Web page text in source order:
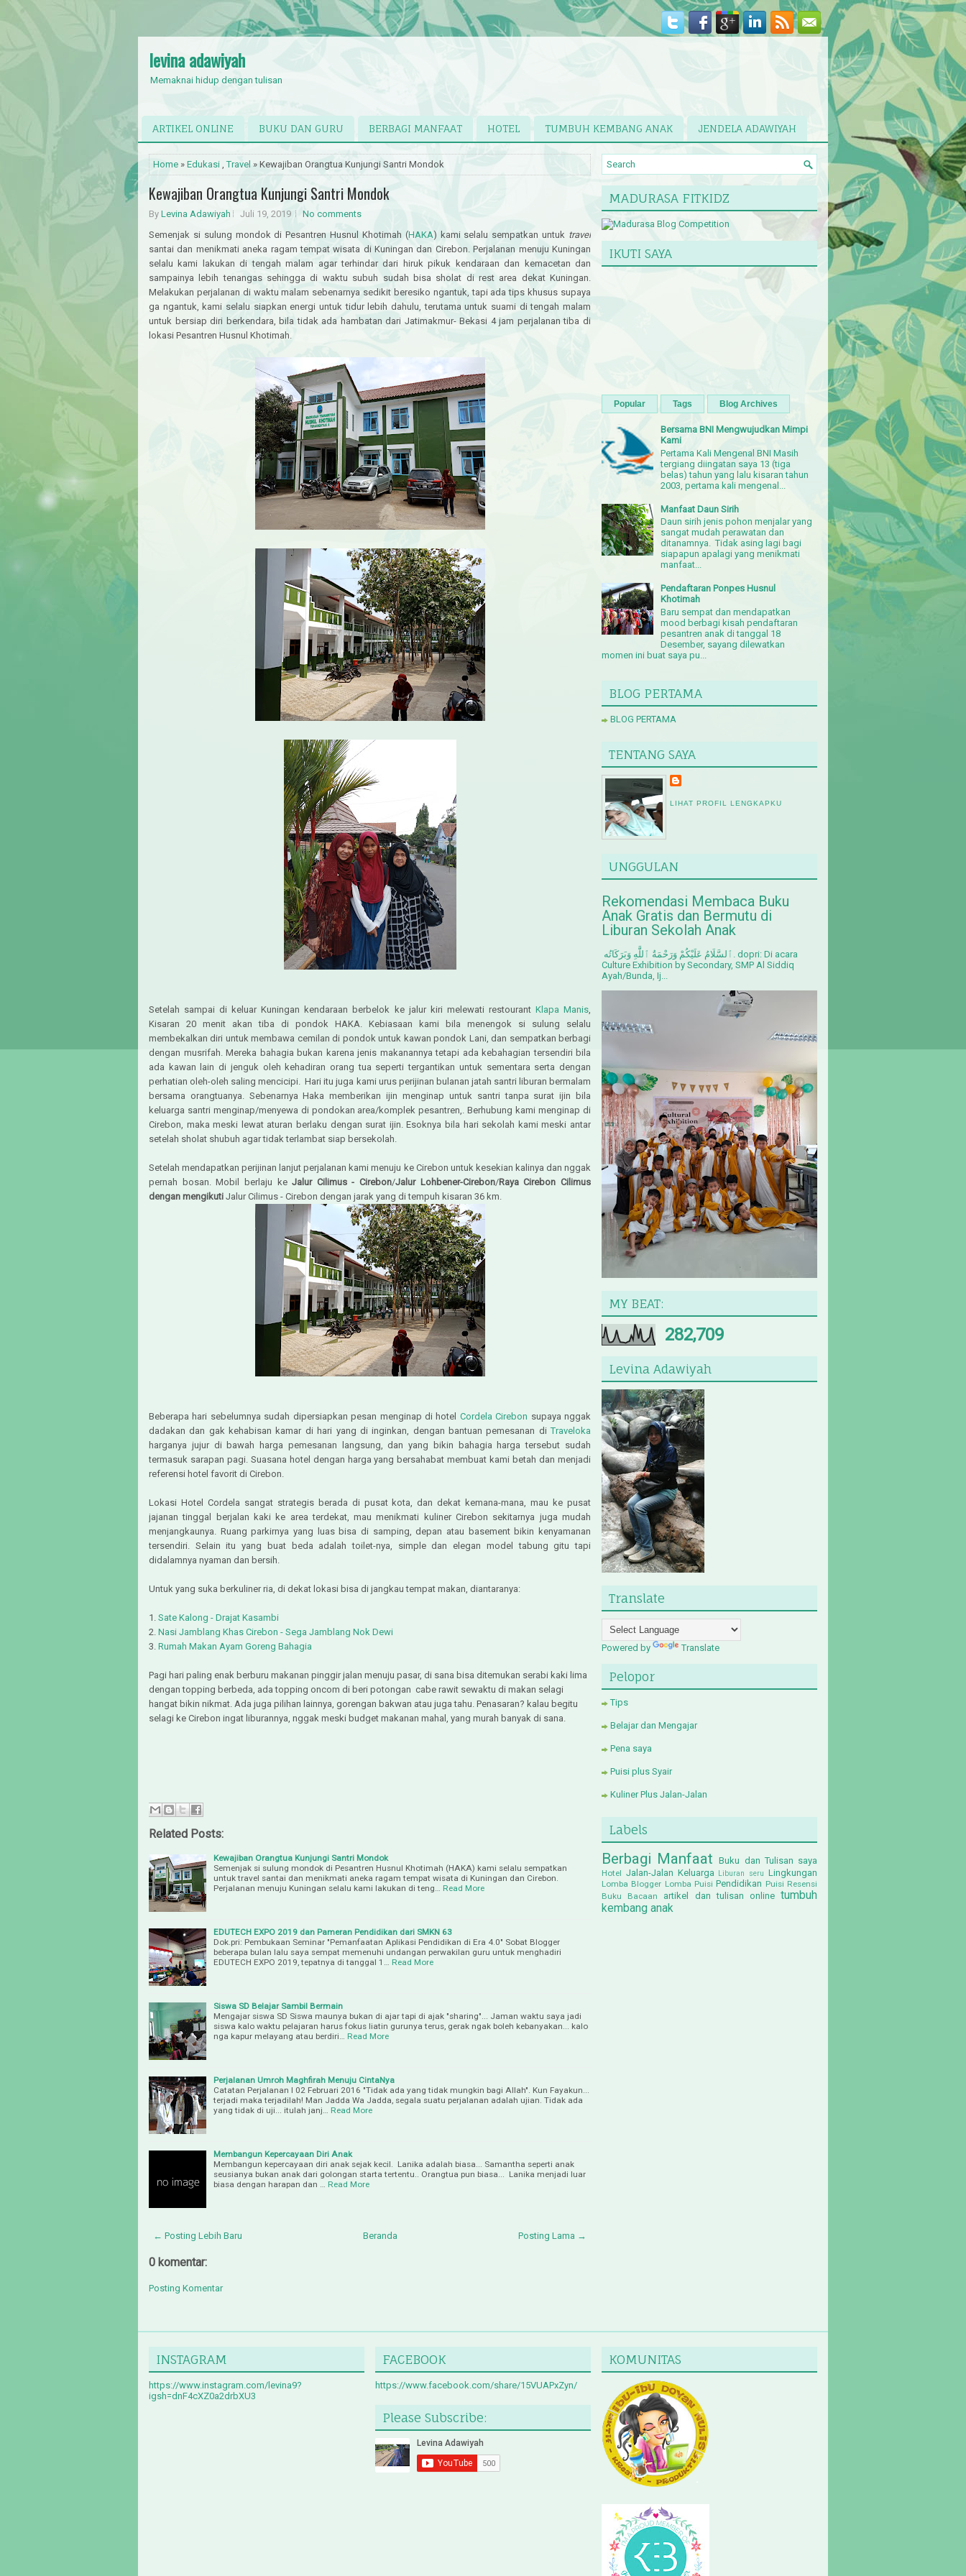
levina adawiyah
Memaknai hidup dengan tulisan
ARTIKEL ONLINE BUKU DAN GURU BERBAGI MANFAAT HOTEL TUMBUH KEMBANG ANAK JENDELA ADAWIYAH
Home » Edukasi ,Travel » Kewajiban Orangtua Kunjungi Santri Mondok
Kewajiban Orangtua Kunjungi Santri Mondok
By Levina Adawiyah Juli 19, 2019
No comments
Semenjak si sulung mondok di Pesantren Husnul Khotimah (HAKA) kami selalu sempatkan untuk travel
santai dan menikmati aneka ragam tempat wisata di Kuningan dan Cirebon. Perjalanan menuju Kuningan
selalu kami lakukan di tengah malam agar terhindar dari hiruk pikuk kendaraan dan kemacetan dan
sampainya lebih tenangas sehingga di waktu subuh sudah bisa sholat di rest area dekat Kuningan.
Melakukan perjalanan di waktu malam sebenarnya sedikit beresiko ngantuk, tapi ada tips khusus supaya
ga ngantuk, kami selalu siapkan energi untuk tidur lebih dahulu, terutama untuk suami di tengah malam
untuk bersiap diri berkendara, bila tidak ada hambatan dari Jatimakmur- Bekasi 4 jam perjalanan tiba di
lokasi Pesantren Husnul Khotimah.
Setelah sampai di keluar Kuningan kendaraan berbelok ke jalur kiri melewati restourant Klapa Manis,
Kisaran 20 menit akan tiba di pondok HAKA. Kebiasaan kami bila menengok si sulung selalu
membekalkan diri untuk membawa cemilan di pondok untuk kawan pondok Lani, dan sempatkan berbagi
dengan musrifah. Mereka bahagia bukan karena jenis makanannya tetapi ada kebahagian tersendiri bila
ada kawan lain di jenguk oleh kehadiran orang tua seperti tergantikan untuk sementara serta dengan
perhatian oleh-oleh saling mencicipi. Hari itu juga kami urus perijinan bulanan jatah santri liburan bermalam
bersama orangtuanya. Sebenarnya Haka memberikan ijin menginap untuk santri tanpa surat ijin bila
keluarga santri menginap/menyewa di pondokan area/komplek pesantren,. Berhubung kami menginap di
Cirebon, maka meski lewat aturan berlaku dengan surat ijin. Esoknya bila hari sekolah kami meski antar
setelah sholat shubuh agar tidak terlambat siap bersekolah.
Setelah mendapatkan perijinan lanjut perjalanan kami menuju ke Cirebon untuk kesekian kalinya dan nggak
pernah bosan. Mobil berlaju keJalur Cilimus - Cirebon/Jalur Lohbener-Cirebon/Raya Cirebon Cilimus
dengan mengikuti Jalur Cilimus - Cirebon dengan jarak yang di tempuh kisaran 36 km.
Beberapa hari sebelumnya sudah dipersiapkan pesan menginap di hotel Cordela Cirebon supaya nggak
dadakan dan gak kehabisan kamar di hari yang di inginkan, dengan bantuan pemesanan diTraveloka
harganya jujur di bawah harga pemesanan langsung, dan yang bikin bahagia harga tersebut sudah
termasuk sarapan pagi. Suasana hotel dengan harga yang bersahabat membuat kami betah dan menjadi
referensi hotel favorit di Cirebon.
Lokasi Hotel Cordela sangat strategis berada di pusat kota, dan dekat kemana-mana, mau ke pusat
jajanan tinggal berjalan kaki ke area terdekat, mau menikmati kuliner Cirebon sekitarnya juga mudah
menjangkaunya. Ruang parkirnya yang luas bisa di samping, depan atau basement bikin kenyamanan
tersendiri. Selain itu yang buat beda adalah toilet-nya, simple dan elegan model tabung gitu tapi
didalamnya nyaman dan bersih.
Untuk yang suka berkuliner ria, di dekat lokasi bisa di jangkau tempat makan, diantaranya:
1. Sate Kalong - Drajat Kasambi
2. Nasi Jamblang Khas Cirebon - Sega Jamblang Nok Dewi
3. Rumah Makan Ayam Goreng Bahagia
Pagi hari paling enak berburu makanan pinggir jalan menuju pasar, di sana bisa ditemukan serabi kaki lima
dengan topping berbeda, ada topping oncom di beri potongan cabe rawit sewaktu di makan selagi
hangat bikin nikmat. Ada juga pilihan lainnya, gorengan bakwan atau juga tahu. Penasaran? kalau begitu
selagi ke Cirebon ingat liburannya, nggak meski budget makanan mahal, yang murah banyak di sana.
Related Posts:
Kewajiban Orangtua Kunjungi Santri Mondok
Semenjak si sulung mondok di Pesantren Husnul Khotimah (HAKA) kami selalu sempatkan
untuk travel santai dan menikmati aneka ragam tempat wisata di Kuningan dan Cirebon.
Perjalanan menuju Kuningan selalu kami lakukan di teng…
Read More
EDUTECH EXPO 2019 dan Pameran Pendidikan dari SMKN 63
Dok.pri: Pembukaan Seminar "Pemanfaatan Aplikasi Pendidikan di Era 4.0" Sobat Blogger
beberapa bulan lalu saya sempat memenuhi undangan perwakilan guru untuk menghadiri
EDUTECH EXPO 2019, tepatnya di tanggal 1…
Read More
Siswa SD Belajar Sambil Bermain
Mengajar siswa SD Siswa maunya bukan di ajar tapi di ajak "sharing"... Jaman waktu saya jadi
siswa kalo waktu pelajaran harus fokus liatin gurunya terus, gerak ngak boleh kebanyakan... kalo
nga kapur melayang atau berdiri…
Read More
Perjalanan Umroh Maghfirah Menuju CintaNya
Catatan Perjalanan I 02 Februari 2016 "Tidak ada yang tidak mungkin bagi Allah". Kun Fayakun...
terjadi maka terjadilah! Man Jadda Wa Jadda, segala suatu perjalanan adalah ujian. Tidak ada
yang tidak di uji... itulah janj…
Read More
Membangun Kepercayaan Diri Anak
Membangun kepercayaan diri anak sejak kecil. Lanika adalah biasa... Samantha seperti anak
seusianya bukan anak dari golongan starta tertentu.. Orangtua pun biasa... Lanika menjadi luar
biasa dengan harapan dan …
Read More
← Posting Lebih Baru Posting Lama →
Beranda
0 komentar:
Posting Komentar
MADURASA FITKIDZ
IKUTI SAYA
Popular Tags Blog Archives
Bersama BNI Mengwujudkan Mimpi
Kami
Pertama Kali Mengenal BNI Masih
tergiang diingatan saya 13 (tiga
belas) tahun yang lalu kisaran tahun
2003, pertama kali mengenal...
Manfaat Daun Sirih
Daun sirih jenis pohon menjalar yang
sangat mudah perawatan dan
ditanamnya. Tidak asing lagi bagi
siapapun apalagi yang menikmati
manfaat...
Pendaftaran Ponpes Husnul
Khotimah
Baru sempat dan mendapatkan
mood berbagi kisah pendaftaran
pesantren anak di tanggal 18
Desember, sayang dilewatkan
momen ini buat saya pu...
BLOG PERTAMA
BLOG PERTAMA
TENTANG SAYA
LIHAT PROFIL LENGKAPKU
UNGGULAN
Rekomendasi Membaca Buku
Anak Gratis dan Bermutu di
Liburan Sekolah Anak
Culture Exhibition by Secondary, SMP Al Siddiq
Ayah/Bunda, Ij...
MY BEAT:
282,709
Levina Adawiyah
Translate
Powered by Translate
Pelopor
Tips
Belajar dan Mengajar
Pena saya
Puisi plus Syair
Kuliner Plus Jalan-Jalan
Labels
Berbagi Manfaat Buku dan Tulisan saya
Hotel Jalan-Jalan Keluarga Liburan seru Lingkungan
Lomba Blogger Lomba Puisi Pendidikan Puisi Resensi
Buku Bacaan
artikel dan tulisan online tumbuh
kembang anak
INSTAGRAM
https://www.instagram.com/levina9?
igsh=dnF4cXZ0a2drbXU3
FACEBOOK
https://www.facebook.com/share/15VUAPxZyn/
Please Subscribe:
KOMUNITAS